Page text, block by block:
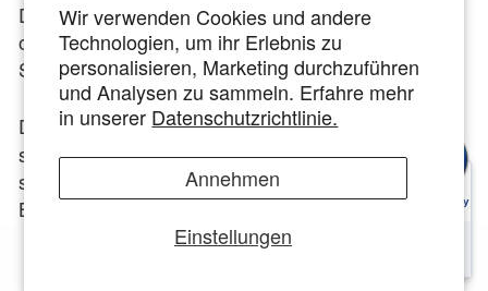
Wir verwenden Cookies und andere
Technologien, um ihr Erlebnis zu
personalisieren, Marketing durchzuführen
und Analysen zu sammeln. Erfahre mehr
in unserer Datenschutzrichtlinie.
Einstellungen
Annehmen
Die Brillengläser Ihrer Vasuma Brille, Sonnenbrille
oder Gleitsichtbrille sind zerkratzt oder Ihre
Sehstärke hat sich verändert?
Das innovative Optiker-Konzept vonTOP
sich auf die Neuverglasung von Brillen aller Art
spezialisiert. Wir verglasen gebrauchte und neue
Brillen seit 2015. Durch unsere Spezialisierung auf
neue Brillengläser, sind wir in Deutschland der